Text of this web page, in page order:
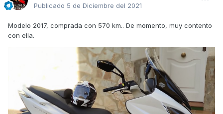
guauuu_
Publicado 5 de Diciembre del 2021
Modelo 2017, comprada con 570 km.. De momento, muy contento
con ella.